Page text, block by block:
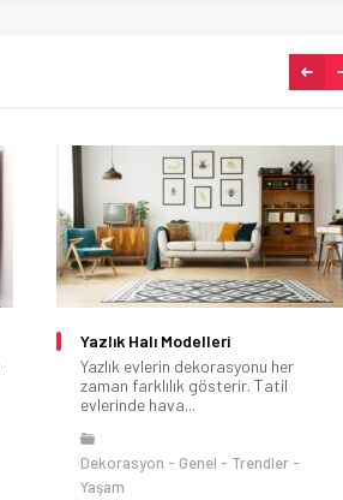
Yazlık Halı Modelleri
Yazlık evlerin dekorasyonu her
zaman farklılık gösterir. Tatil
evlerinde hava...
Dekorasyon Genel
Trendler
Yaşam